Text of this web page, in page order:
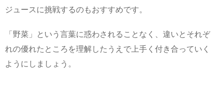
ジュースに挑戦するのもおすすめです。
「野菜」という言葉に惑わされることなく、違いとそれぞ
れの優れたところを理解したうえで上手く付き合っていく
ようにしましょう。